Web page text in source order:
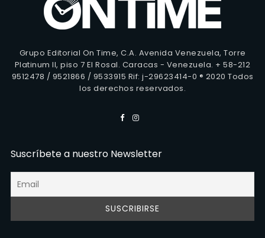
Grupo Editorial On Time, C.A. Avenida Venezuela, Torre
Platinum II, piso 7 El Rosal. Caracas - Venezuela. + 58-212
9512478 / 9521866 / 9533915 Rif: j-29623414-0 ® 2020 Todos
los derechos reservados.
Suscríbete a nuestro Newsletter